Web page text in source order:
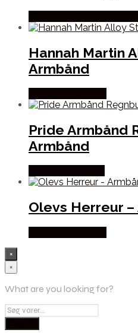
Hannah Martin
Armbånd
Pride Armbånd
Armbånd
Olevs Herreur
×
×
What are you looking for?